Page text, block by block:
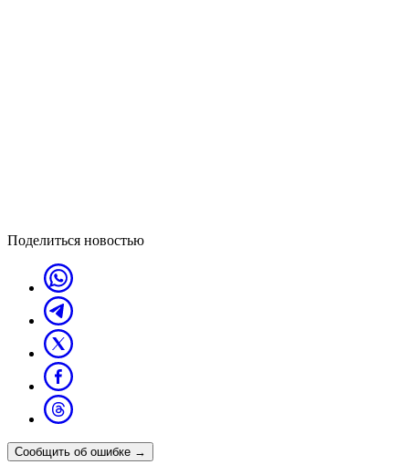
Поделиться новостью
Сообщить об ошибке →